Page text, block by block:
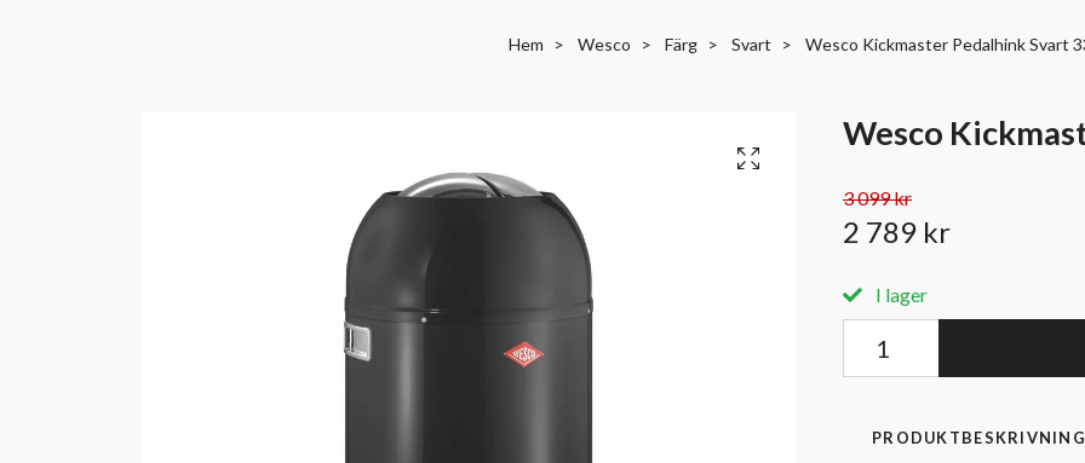
Hem Wesco Färg Svart Wesco Kickmaster Pedalhink Svart
Wesco
3 099 kr
2 789 kr
I lager
PRODUKTBESKRIVNING